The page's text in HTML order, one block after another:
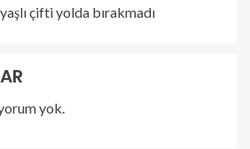
çifti yolda bırakmadı
yok.